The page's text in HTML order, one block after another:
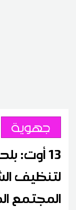
جهوية
13 أوت:
لتنظيف
المجتمع